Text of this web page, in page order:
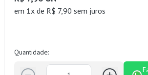
em 1x de R$ 7,90 sem juros
Quantidade: